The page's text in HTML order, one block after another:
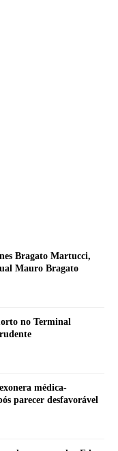
Bragato Martucci,
Mauro Bragato
no Terminal
médica-
parecer desfavorável